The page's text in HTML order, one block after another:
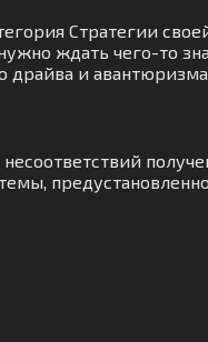
Стратегии
ждать чего-то
драйва и